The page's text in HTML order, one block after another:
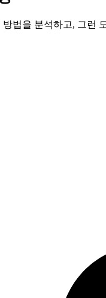
법을 분석하고, 그런